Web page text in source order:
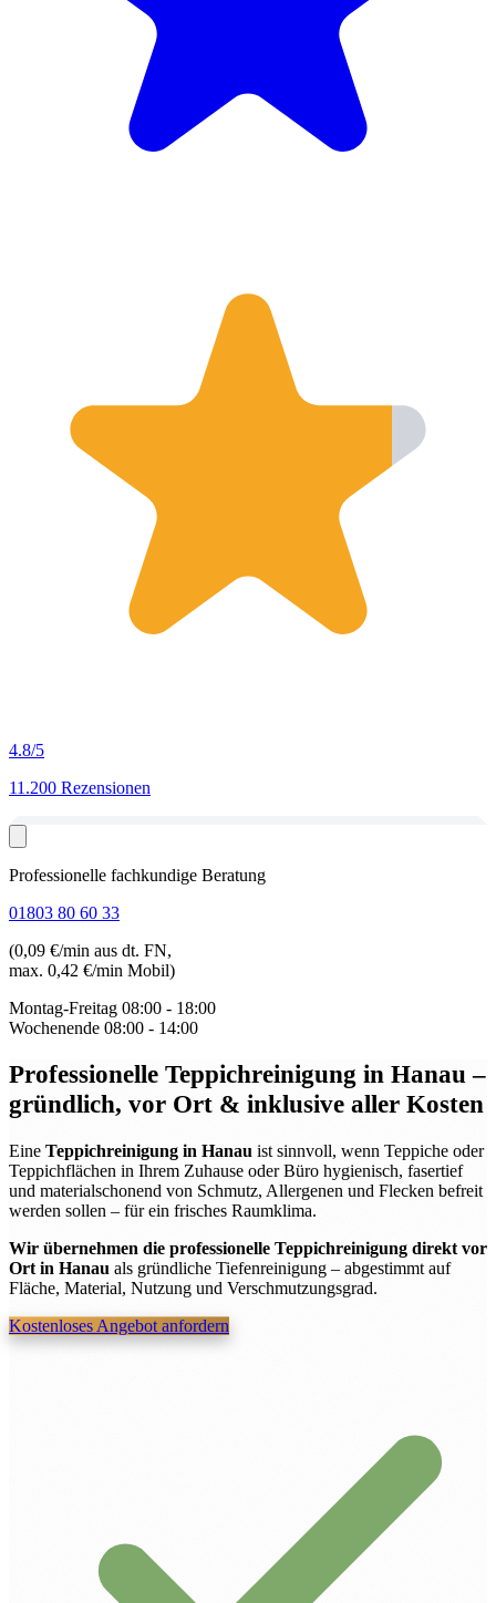
4.8/5
11.200 Rezensionen
Professionelle fachkundige Beratung
01803 80 60 33
(0,09 €/min aus dt. FN,
max. 0,42 €/min Mobil)
Montag-Freitag 08:00 - 18:00
Wochenende 08:00 - 14:00
Professionelle Teppichreinigung in Hanau–
gründlich, vor Ort & inklusive aller Kosten
Eine Teppichreinigung in Hanau ist sinnvoll, wenn Teppiche oder
Teppichflächen in Ihrem Zuhause oder Büro hygienisch, fasertief
und materialschonend von Schmutz, Allergenen und Flecken befreit
werden sollen – für ein frisches Raumklima.
Wir übernehmen die professionelle Teppichreinigung direkt vor
Ort in Hanau als gründliche Tiefenreinigung – abgestimmt auf
Fläche, Material, Nutzung und Verschmutzungsgrad.
Kostenloses Angebot anfordern